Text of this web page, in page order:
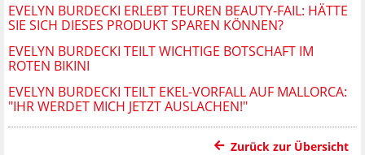
EVELYN BURDECKI ERLEBT TEUREN BEAUTY-FAIL: HÄTTE
SIE SICH DIESES PRODUKT SPAREN KÖNNEN?
EVELYN BURDECKI TEILT WICHTIGE BOTSCHAFT IM
ROTEN BIKINI
EVELYN BURDECKI TEILT EKEL-VORFALL AUF MALLORCA:
"IHR WERDET MICH JETZT AUSLACHEN!"
Zurück zur Übersicht